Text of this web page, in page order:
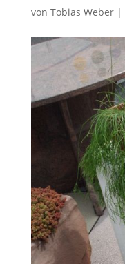
von Tobias Weber|